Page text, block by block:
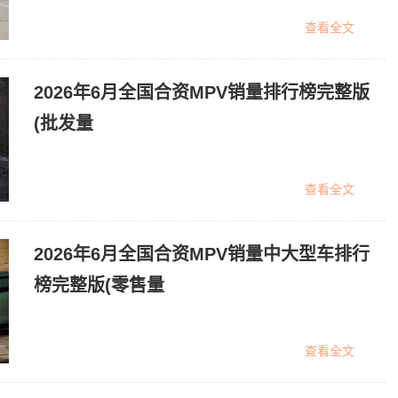
查看全文
2026年6月全国合资MPV销量排行榜完整版
(批发量
查看全文
2026年6月全国合资MPV销量中大型车排行
榜完整版(零售量
查看全文